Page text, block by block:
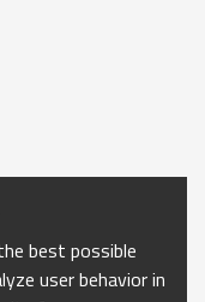
best possible
user behavior in